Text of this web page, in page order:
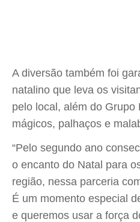
A diversão também foi
natalino que leva os
pelo local, além do Grupo
mágicos, palhaços e
“Pelo segundo ano
o encanto do Natal para
região, nessa parceria
É um momento especial
e queremos usar a força